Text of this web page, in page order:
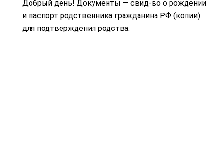
Добрый день! Документы — свид-во о рождении
и паспорт родственника гражданина РФ (копии)
для подтверждения родства.